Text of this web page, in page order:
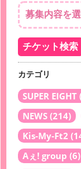
カテゴリ
SUPER EIGHT
NEWS (214)
Kis-My-Ft2
Aぇ! group (6)